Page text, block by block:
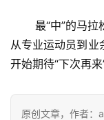
最“中”的马拉松
从专业运动员到
开始期待“下次再来”
原创文章，作者：